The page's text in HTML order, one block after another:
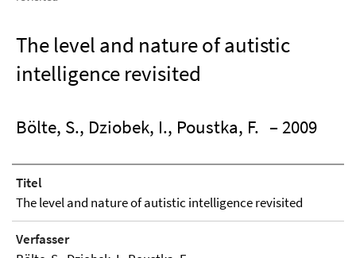
The level and nature of autistic
intelligence revisited
Bölte, S., Dziobek, I., Poustka, F. – 2009
Titel
The level and nature of autistic intelligence revisited
Verfasser